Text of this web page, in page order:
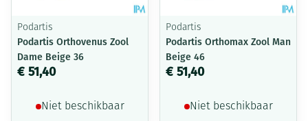
Podartis
Podartis Orthovenus Zool
Dame Beige 36
€ 51,40
Niet beschikbaar
Podartis
Podartis Orthomax Zool Man
Beige 46
€ 51,40
Niet beschikbaar